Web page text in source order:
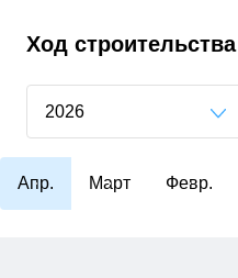
Ход строительства
2026
Апр. Март Февр.